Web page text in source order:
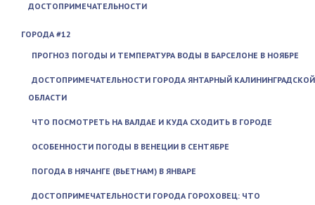
ДОСТОПРИМЕЧАТЕЛЬНОСТИ
ГОРОДА #12
ПРОГНОЗ ПОГОДЫ И ТЕМПЕРАТУРА ВОДЫ В БАРСЕЛОНЕ В НОЯБРЕ
ДОСТОПРИМЕЧАТЕЛЬНОСТИ ГОРОДА ЯНТАРНЫЙ КАЛИНИНГРАДСКОЙ
ОБЛАСТИ
ЧТО ПОСМОТРЕТЬ НА ВАЛДАЕ И КУДА СХОДИТЬ В ГОРОДЕ
ОСОБЕННОСТИ ПОГОДЫ В ВЕНЕЦИИ В СЕНТЯБРЕ
ПОГОДА В НЯЧАНГЕ (ВЬЕТНАМ) В ЯНВАРЕ
ДОСТОПРИМЕЧАТЕЛЬНОСТИ ГОРОДА ГОРОХОВЕЦ: ЧТО